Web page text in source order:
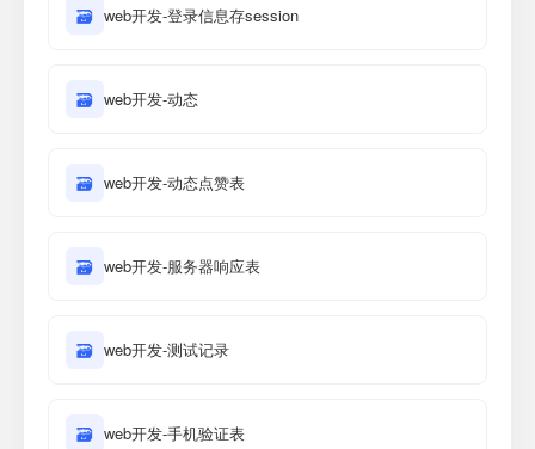
🗃 web开发-登录信息存session
🗃 web开发-动态
🗃 web开发-动态点赞表
🗃 web开发-服务器响应表
🗃 web开发-测试记录
🗃 web开发-手机验证表